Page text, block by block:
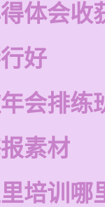
体会收
好
会排练
素材
培训哪